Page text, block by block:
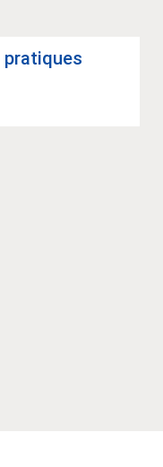
pra­tiques